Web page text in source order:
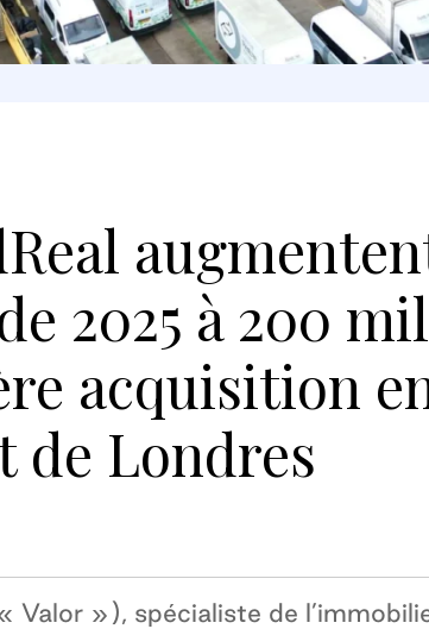
2025 à 200
acquisition
de Londres
Valor »), spécialiste de